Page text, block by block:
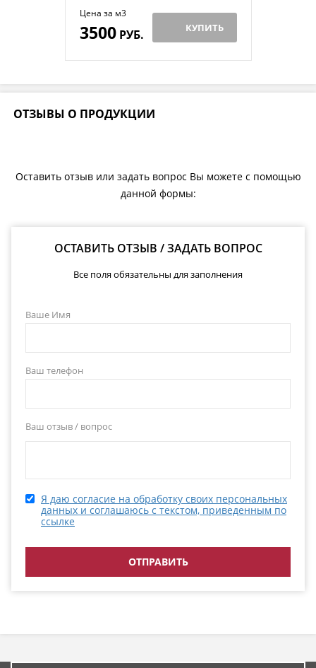
Цена за м3
3500РУБ. КУПИТЬ
ОТЗЫВЫ О ПРОДУКЦИИ
Оставить отзыв или задать вопрос Вы можете с помощью
данной формы:
ОСТАВИТЬ ОТЗЫВ / ЗАДАТЬ ВОПРОС
Все поля обязательны для заполнения
Ваше Имя
Ваш телефон
Ваш отзыв / вопрос
Я даю согласие на обработку своих персональных
данных и соглашаюсь с текстом, приведенным по
ссылке